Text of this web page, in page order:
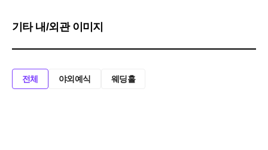
기타 내/외관 이미지
전체 야외예식 웨딩홀